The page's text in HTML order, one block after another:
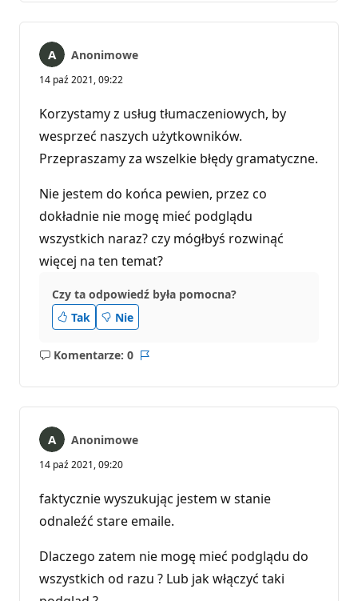
Anonimowe
14 paź 2021, 09:22
Korzystamy z usług tłumaczeniowych, by
wesprzeć naszych użytkowników.
Przepraszamy za wszelkie błędy gramatyczne.
Nie jestem do końca pewien, przez co
dokładnie nie mogę mieć podglądu
wszystkich naraz? czy mógłbyś rozwinąć
więcej na ten temat?
Czy ta odpowiedź była pomocna?
Tak
Nie
Komentarze: 0
Brak
Anonimowe
14 paź 2021, 09:20
faktycznie wyszukując jestem w stanie
odnaleźć stare emaile.
Dlaczego zatem nie mogę mieć podglądu do
wszystkich od razu ? Lub jak włączyć taki